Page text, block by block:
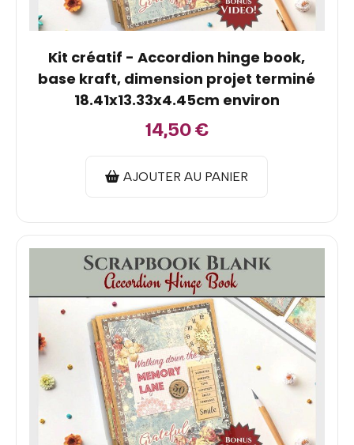
Kit créatif - Accordion hinge book,
base kraft, dimension projet terminé
18.41x13.33x4.45cm environ
14,50€
AJOUTER AU PANIER